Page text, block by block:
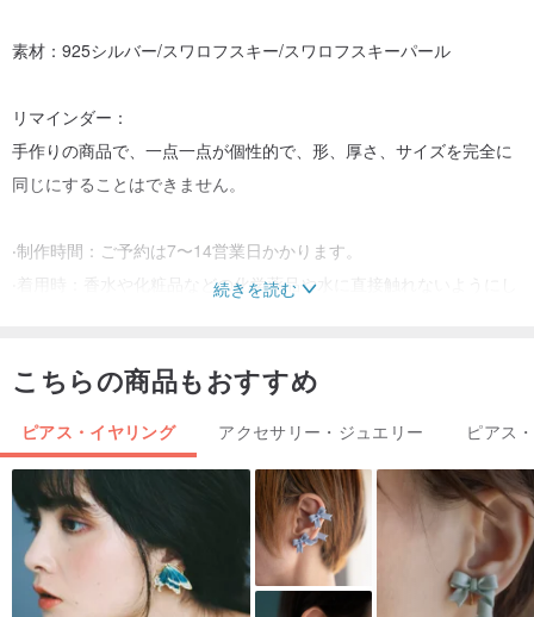
素材：925シルバー/スワロフスキー/スワロフスキーパール
リマインダー：
手作りの商品で、一点一点が個性的で、形、厚さ、サイズを完全に
同じにすることはできません。
‧制作時間：ご予約は7〜14営業日かかります。
‧着用時：香水や化粧品などの化学薬品や水に直接触れないようにし
‧着用しないときは、直射日光を避けて包装袋に入れておくことをお
続きを読む
こちらの商品もおすすめ
ピアス・イヤリング アクセサリー・ジュエリー ピアス